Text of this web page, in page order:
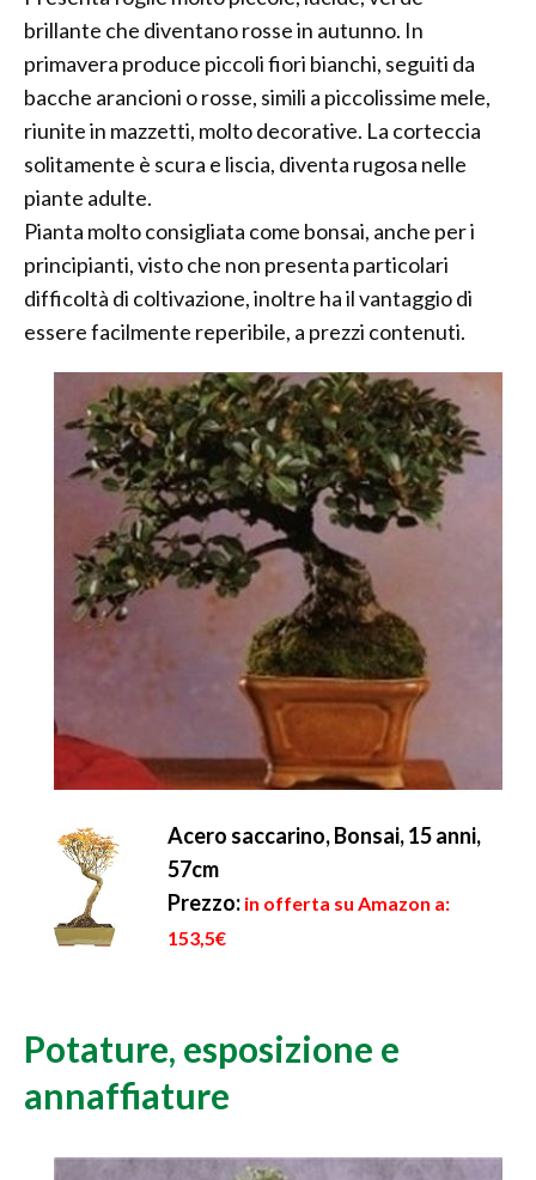
brillante che diventano rosse in autunno. In
primavera produce piccoli fiori bianchi, seguiti da
bacche arancioni o rosse, simili a piccolissime mele,
riunite in mazzetti, molto decorative. La corteccia
solitamente è scura e liscia, diventa rugosa nelle
piante adulte.
Pianta molto consigliata come bonsai, anche per i
principianti, visto che non presenta particolari
difficoltà di coltivazione, inoltre ha il vantaggio di
essere facilmente reperibile, a prezzi contenuti.
Acero saccarino, Bonsai, 15 anni,
57cm
Prezzo: in offerta su Amazon a:
153,5€
Potature, esposizione e
annaffiature